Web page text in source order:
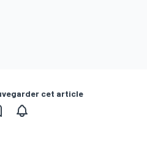
cet article